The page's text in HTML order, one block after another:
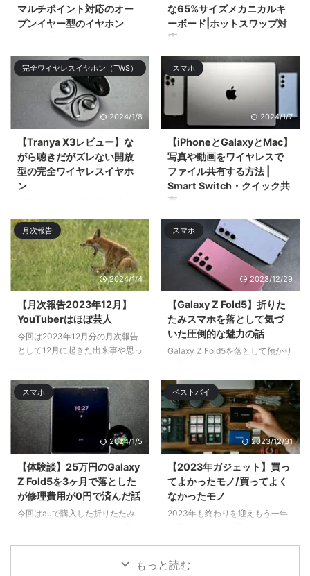
マルチポイント対応のオー
プンイヤー型のイヤホン
お手頃価格なオープンタイプの完
全ワ ...
な65%サイズメカニカルキ
ーボード|ホットスワップ対
応
今回はアルミニウム筐体採用の
65%レイアウトのメカニカルキー
ボードの ...
完全ワイヤレスイヤホン（TWS）
2024/1/8
【Tranya X3レビュー】な
がら聴きだがズレない開放
型の完全ワイヤレスイヤホ
ン
イヤレスイヤホン「Tranya X3」
をレビューӕ ...
スマホ
2024/1/7
【iPhoneとGalaxyとMac】
写真や動画をワイヤレスで
ファイル共有する方法 |
Smart Switch・クイック共
有
今回はiPhoneとMacとGalaxyス
マホでのワイヤレスでのファイル
共有・ファイル転送 ...
月次報告
2024/1/4
【月次報告2023年12月】
YouTuberはほぼ芸人
今回は2023年12月分の月次報告
として12月に起きた出来事や思っ
スマホ
2023/12/29
【Galaxy Z Fold5】折りた
たみスマホを落として気づ
いた圧倒的な魅力の話
Galaxy Z Fold5を落として預かり
間はサブのGalaxy S22 Ultra& ...
スマホ
2024/1/5
【体験談】25万円のGalaxy
Z Fold5を3ヶ月で落とした
が修理費用が0円で済んだ話
今回はauで購入した折りたたみ
ベストバイ
2023/12/31
【2023年ガジェット】買っ
てよかったモノ/買ってよく
なかったモノ
2023年も終わりを迎えもう一年
もっと読む